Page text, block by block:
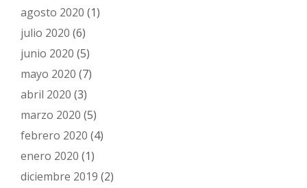
agosto 2020 (1)
julio 2020 (6)
junio 2020 (5)
mayo 2020 (7)
abril 2020 (3)
marzo 2020 (5)
febrero 2020 (4)
enero 2020 (1)
diciembre 2019 (2)